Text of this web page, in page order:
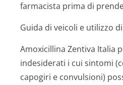
farmacista prima di
Guida di veicoli e utilizzo
Amoxicillina Zentiva Italia
indesiderati i cui sintomi
capogiri e convulsioni)